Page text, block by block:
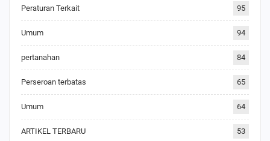
Peraturan Terkait 95
Umum 94
pertanahan 84
Perseroan terbatas 65
Umum 64
ARTIKEL TERBARU 53